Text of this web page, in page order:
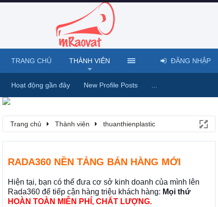
Trang chủ Thành viên thuanthienplastic
RADA360 NỀN TẢNG BÁN HÀNG MỚI
Hiện tại, bạn có thể đưa cơ sở kinh doanh của mình lên
Rada360 để tiếp cận hàng triệu khách hàng: Mọi thứ
HOÀN TOÀN MIỄN PHÍ, CHẤT LƯỢNG.
TRANG CHỦ THÀNH VIÊN
Hoạt động gần đây New Profile Posts
ĐĂNG NHẬP